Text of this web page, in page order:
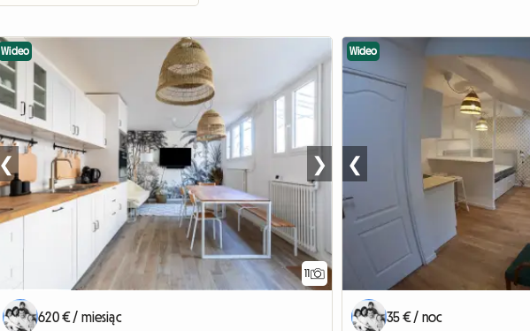
11
Wideo
❮ ❯
620 € / miesiąc
Wideo
❮
35 € / noc